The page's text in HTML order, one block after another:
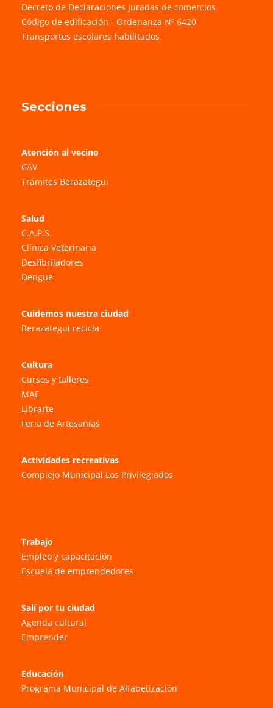
Decreto de Declaraciones Juradas de comercios
Código de edificación - Ordenanza Nº 6420
Transportes escolares habilitados
Secciones
Atención al vecino
CAV
Trámites Berazategui
Salud
C.A.P.S.
Clínica Veterinaria
Desfibriladores
Dengue
Cuidemos nuestra ciudad
Berazategui recicla
Cultura
Cursos y talleres
MAE
Librarte
Feria de Artesanías
Actividades recreativas
Complejo Municipal Los Privilegiados
Trabajo
Empleo y capacitación
Escuela de emprendedores
Salí por tu ciudad
Agenda cultural
Emprender
Educación
Programa Municipal de Alfabetización